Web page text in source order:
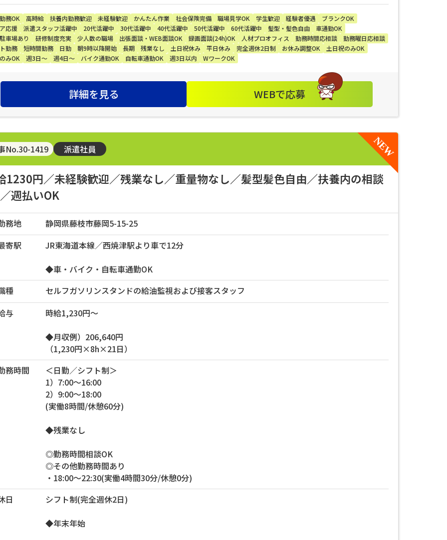
務OK 高時給 扶養内勤務歓迎 未経験歓迎 かんたん作業 社会保険完備 職場見学OK 学生歓迎 経験者優遇
ブランクOK
応援
派遣スタッフ活躍中 20代活躍中 30代活躍中 40代活躍中 50代活躍中 60代活躍中 髪型・髪色自由
車通勤OK
車場あり
研修制度充実 少人数の職場 出張面談・WEB面談OK 録画面談(24h)OK 人材プロオフィス 勤務時間応相談
勤務曜日応相談
勤務
短時間勤務 日勤 朝9時以降開始 長期 残業なし 土日祝休み 平日休み 完全週休2日制 お休み調整OK
土日祝のみOK
みOK
週3日～ 週4日～ バイク通勤OK 自転車通勤OK 週3日以内 WワークOK
詳細を見る WEBで応募
No.30-1419 派遣社員
1230円／未経験歓迎／残業なし／重量物なし／髪型髪色自由／扶養内の相談
週払いOK
務地
静岡県藤枝市藤岡5-15-25
寄駅
JR東海道本線／西焼津駅より車で12分
◆車・バイク・自転車通勤OK
種
セルフガソリンスタンドの給油監視および接客スタッフ
与
時給1,230円～
◆月収例）206,640円
（1,230円×8h×21日）
務時間
＜日勤／シフト制＞
1）7:00～16:00
2）9:00～18:00
(実働8時間/休憩60分)
◆残業なし
◎勤務時間相談OK
◎その他勤務時間あり
・18:00～22:30(実働4時間30分/休憩0分)
日
シフト制(完全週休2日)
◆年末年始